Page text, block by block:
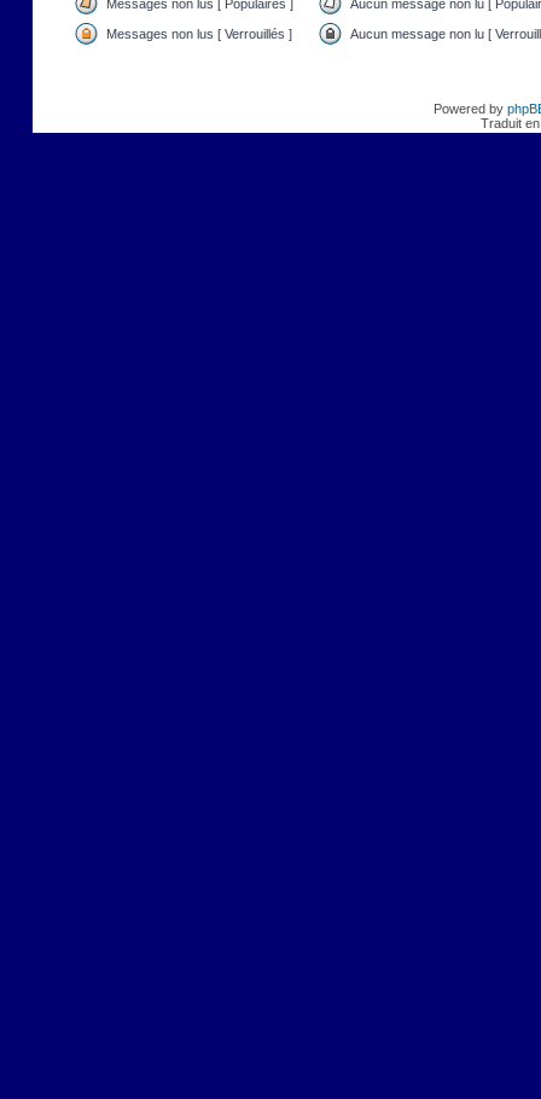
Messages non lus [ Populaires ] Aucun message non lu [
Messages non lus [ Verrouillés ] Aucun message non lu [
Powered by
Traduit